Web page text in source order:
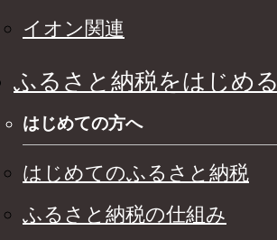
イオン関連
ふるさと納税をはじめる
はじめての方へ
はじめてのふるさと納税
ふるさと納税の仕組み